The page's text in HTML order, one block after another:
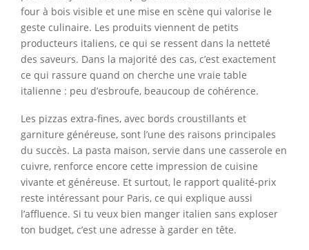
four à bois visible et une mise en scène qui valorise le
geste culinaire. Les produits viennent de petits
producteurs italiens, ce qui se ressent dans la netteté
des saveurs. Dans la majorité des cas, c’est exactement
ce qui rassure quand on cherche une vraie table
italienne : peu d’esbroufe, beaucoup de cohérence.
Les pizzas extra-fines, avec bords croustillants et
garniture généreuse, sont l’une des raisons principales
du succès. La pasta maison, servie dans une casserole en
cuivre, renforce encore cette impression de cuisine
vivante et généreuse. Et surtout, le rapport qualité-prix
reste intéressant pour Paris, ce qui explique aussi
l’affluence. Si tu veux bien manger italien sans exploser
ton budget, c’est une adresse à garder en tête.